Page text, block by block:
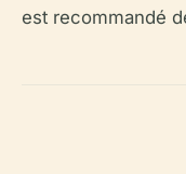
est recommandé